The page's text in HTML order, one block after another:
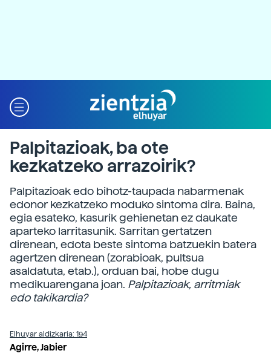
Palpitazioak, ba ote
kezkatzeko arrazoirik?
Palpitazioak edo bihotz-taupada nabarmenak
edonor kezkatzeko moduko sintoma dira. Baina,
egia esateko, kasurik gehienetan ez daukate
aparteko larritasunik. Sarritan gertatzen
direnean, edota beste sintoma batzuekin batera
agertzen direnean (zorabioak, pultsua
asaldatuta, etab.), orduan bai, hobe dugu
medikuarengana joan. Palpitazioak, arritmiak
edo takikardia?
Elhuyar aldizkaria: 194
Agirre, Jabier